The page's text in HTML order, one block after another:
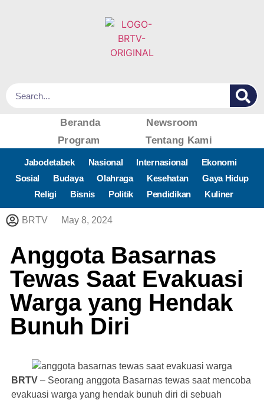
Beranda
Newsroom
Program
Tentang Kami
Jabodetabek Nasional Internasional
Ekonomi
Sosial
Budaya Olahraga Kesehatan
Gaya Hidup
Religi
Bisnis Politik Pendidikan Kuliner
BRTV May 8, 2024
Anggota Basarnas
Tewas Saat Evakuasi
Warga yang Hendak
Bunuh Diri
BRTV – Seorang anggota Basarnas tewas saat mencoba
evakuasi warga yang hendak bunuh diri di sebuah